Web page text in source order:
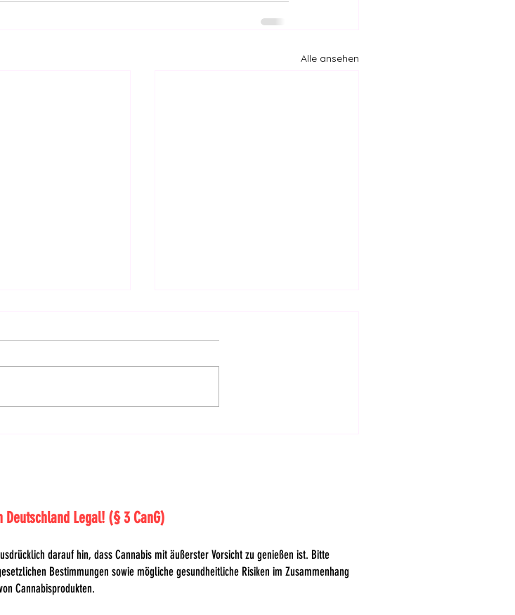
Alle ansehen
Deutschland Legal! (§ 3 CanG)
darauf hin, dass Cannabis mit äußerster Vorsicht zu genießen ist. Bitte
Bestimmungen sowie mögliche gesundheitliche Risiken im Zusammenhang
Cannabisprodukten.